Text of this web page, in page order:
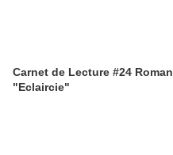
Carnet de Lecture #24 Roman
"Eclaircie"